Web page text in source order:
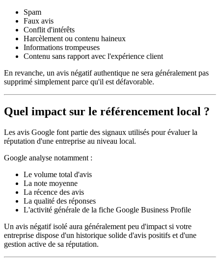
Spam
Faux avis
Conflit d'intérêts
Harcèlement ou contenu haineux
Informations trompeuses
Contenu sans rapport avec l'expérience client
En revanche, un avis négatif authentique ne sera généralement pas
supprimé simplement parce qu'il est défavorable.
Quel impact sur le référencement local ?
Les avis Google font partie des signaux utilisés pour évaluer la
réputation d'une entreprise au niveau local.
Google analyse notamment :
Le volume total d'avis
La note moyenne
La récence des avis
La qualité des réponses
L'activité générale de la fiche Google Business Profile
Un avis négatif isolé aura généralement peu d'impact si votre
entreprise dispose d'un historique solide d'avis positifs et d'une
gestion active de sa réputation.